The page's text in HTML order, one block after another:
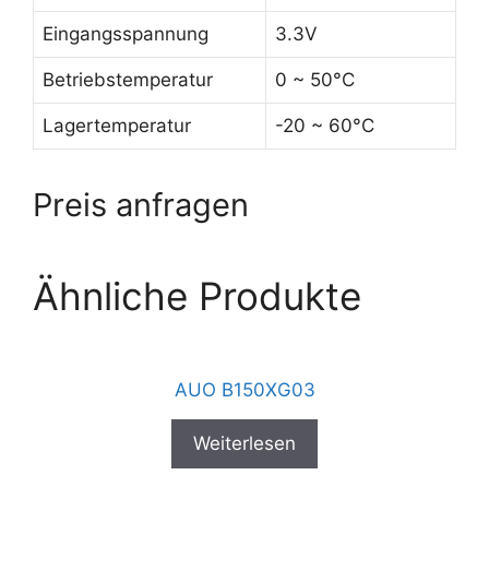
Eingangsspannung 3.3V
Betriebstemperatur 0 ~ 50°C
Lagertemperatur -20 ~ 60°C
Preis anfragen
Ähnliche Produkte
AUO B150XG03
Weiterlesen